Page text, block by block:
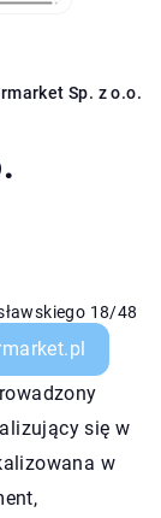
Sp. z o.o.
18/48
się w
w